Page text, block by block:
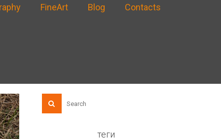
FineArt Blog Contacts
теги